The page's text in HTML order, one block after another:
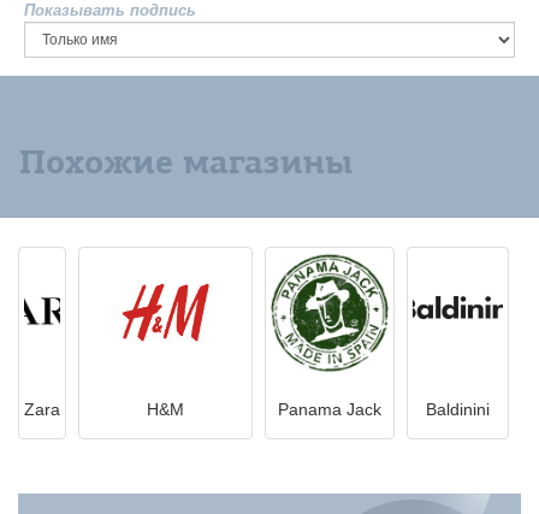
Показывать подпись
Похожие магазины
Zara H&M Panama Jack Вaldinini